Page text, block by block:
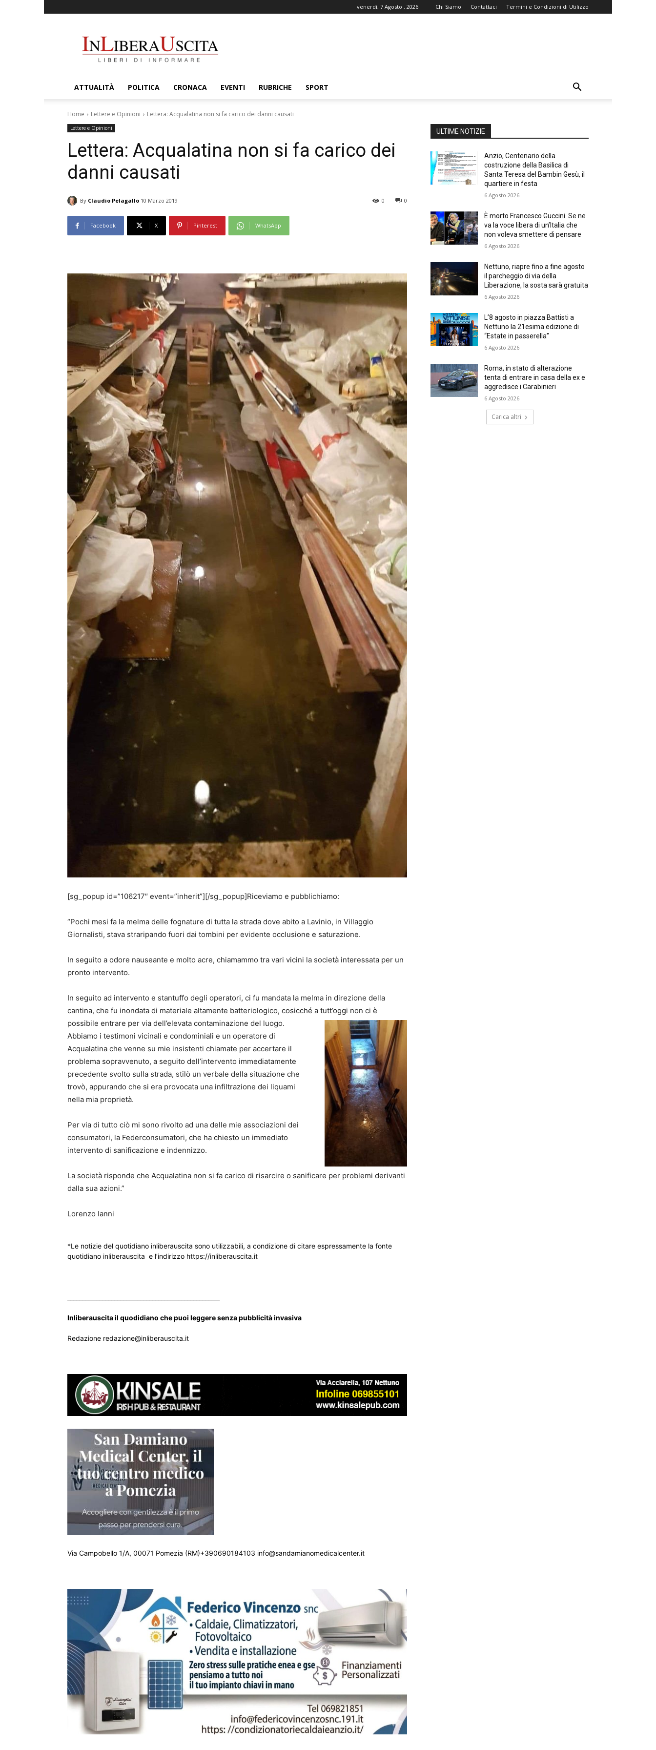
venerdì, 7 Agosto , 2026 Chi Siamo Contattaci Termini e Condizioni di Utilizzo
ATTUALITÀ POLITICA CRONACA EVENTI RUBRICHE SPORT
Home Lettere e Opinioni Lettera: Acqualatina non si fa carico dei danni causati
Lettere e Opinioni
Lettera: Acqualatina non si fa carico dei
danni causati
By Claudio Pelagallo 10 Marzo 2019 0
0
Facebook X Pinterest WhatsApp
[sg_popup id=”106217″ event=”inherit”][/sg_popup]Riceviamo e pubblichiamo:
“Pochi mesi fa la melma delle fognature di tutta la strada dove abito a Lavinio, in Villaggio
Giornalisti, stava straripando fuori dai tombini per evidente occlusione e saturazione.
In seguito a odore nauseante e molto acre, chiamammo tra vari vicini la società interessata per un
pronto intervento.
In seguito ad intervento e stantuffo degli operatori, ci fu mandata la melma in direzione della
cantina, che fu inondata di materiale altamente batteriologico, cosicché a tutt’oggi non ci è
possibile entrare per via dell’elevata contaminazione del luogo.
Abbiamo i testimoni vicinali e condominiali e un operatore di
Acqualatina che venne su mie insistenti chiamate per accertare il
problema sopravvenuto, a seguito dell’intervento immediatamente
precedente svolto sulla strada, stilò un verbale della situazione che
trovò, appurando che si era provocata una infiltrazione dei liquami
nella mia proprietà.
Per via di tutto ciò mi sono rivolto ad una delle mie associazioni dei
consumatori, la Federconsumatori, che ha chiesto un immediato
intervento di sanificazione e indennizzo.
La società risponde che Acqualatina non si fa carico di risarcire o sanificare per problemi derivanti
dalla sua azioni.”
Lorenzo Ianni
*Le notizie del quotidiano inliberauscita sono utilizzabili, a condizione di citare espressamente la fonte
quotidiano inliberauscita e l’indirizzo https://inliberauscita.it
Inliberauscita il quodidiano che puoi leggere senza pubblicità invasiva
Redazione redazione@inliberauscita.it
Via Campobello 1/A, 00071 Pomezia (RM)+390690184103 info@sandamianomedicalcenter.it
ULTIME NOTIZIE
Anzio, Centenario della
costruzione della Basilica di
Santa Teresa del Bambin Gesù, il
quartiere in festa
6 Agosto 2026
È morto Francesco Guccini. Se ne
va la voce libera di un’Italia che
non voleva smettere di pensare
6 Agosto 2026
Nettuno, riapre fino a fine agosto
il parcheggio di via della
Liberazione, la sosta sarà gratuita
6 Agosto 2026
L’8 agosto in piazza Battisti a
Nettuno la 21esima edizione di
“Estate in passerella”
6 Agosto 2026
Roma, in stato di alterazione
tenta di entrare in casa della ex e
aggredisce i Carabinieri
6 Agosto 2026
Carica altri